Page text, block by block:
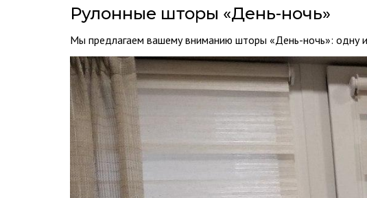
Рулонные шторы «День-ночь»
Мы предлагаем вашему вниманию шторы «День-ночь»: одну